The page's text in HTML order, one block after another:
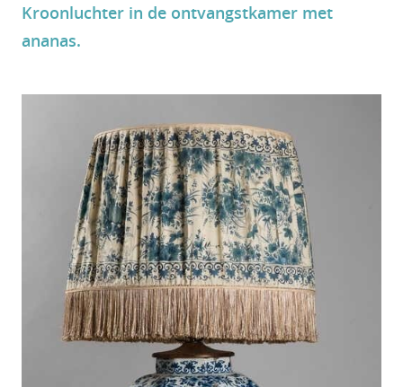
Kroonluchter in de ontvangstkamer met
ananas.